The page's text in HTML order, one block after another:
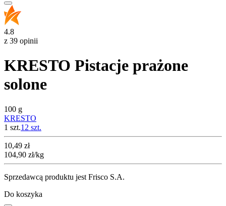
4.8
z 39 opinii
KRESTO Pistacje prażone
solone
100 g
KRESTO
1 szt.12 szt.
Cena
10,49 zł
104,90 zł/kg
Sprzedawcą produktu jest Frisco S.A.
Do koszyka